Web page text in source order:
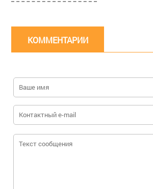
КОММЕНТАРИИ